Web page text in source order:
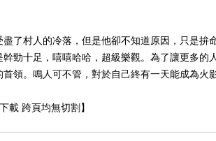
了村人的冷落，但是他卻不知道原因，只是
勁十足，嘻嘻哈哈，超級樂觀。為了讓更多
領。鳴人可不管，對於自己終有一天能成為火
載 跨頁均無切割】